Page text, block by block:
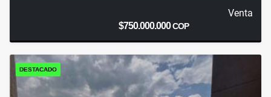
Venta
$750.000.000COP
DESTACADO